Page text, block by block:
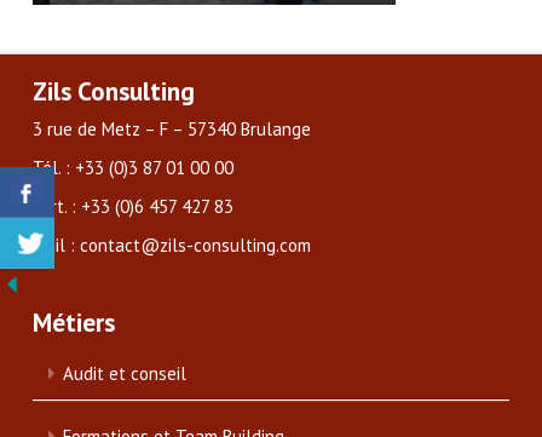
Zils Consulting
3 rue de Metz – F – 57340 Brulange
Tél. : +33 (0)3 87 01 00 00
Port. : +33 (0)6 457 427 83
Mail : contact@zils-consulting.com
Métiers
Audit et conseil